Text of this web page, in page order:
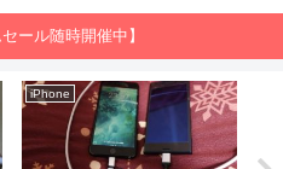
ール随時開催中】
Apple